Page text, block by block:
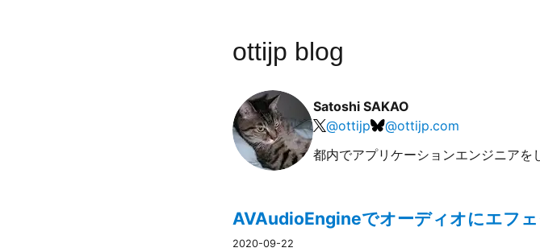
ottijp blog
Satoshi SAKAO
@ottijp @ottijp.com
都内でアプリケーションエンジニアを
AVAudioEngineでオーディオにエフ
2020-09-22